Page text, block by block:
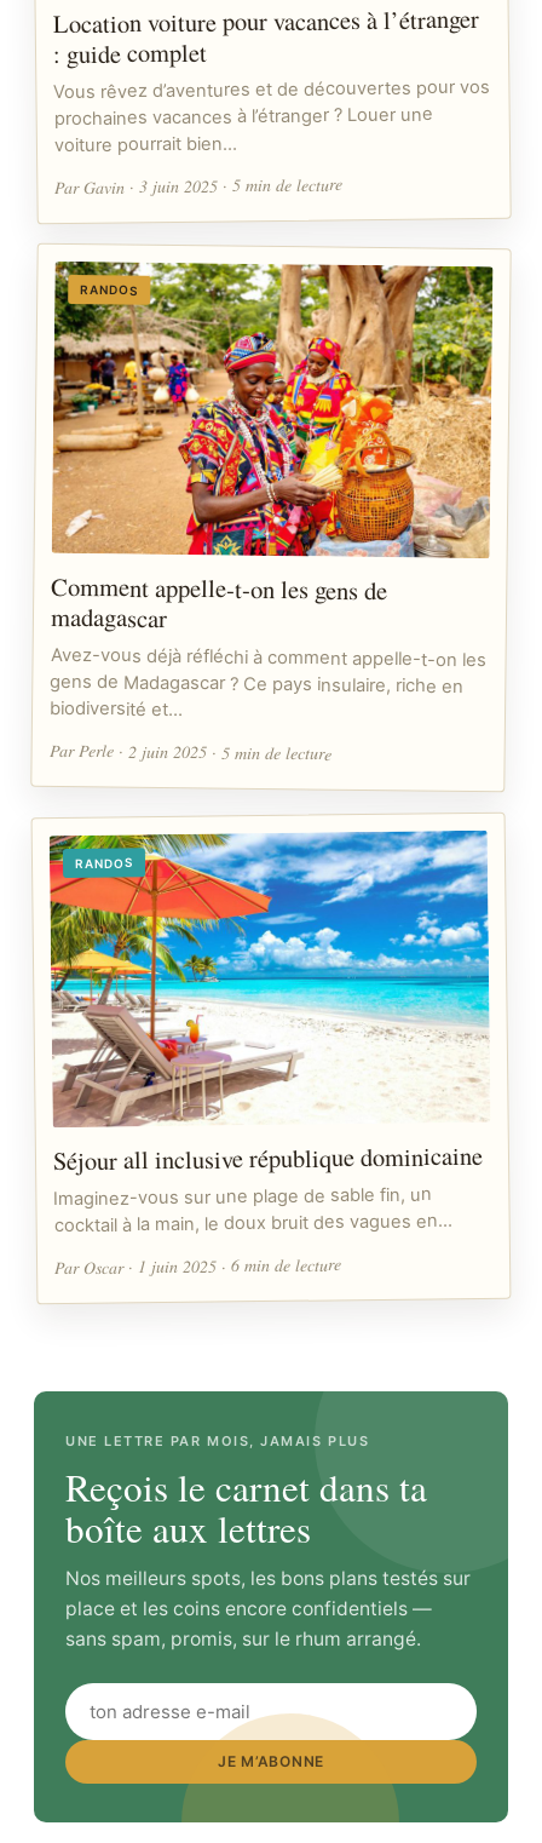
Location voiture pour vacances à l’étranger
: guide complet
Vous rêvez d’aventures et de découvertes pour vos
prochaines vacances à l’étranger ? Louer une
voiture pourrait bien…
Par Gavin · 3 juin 2025 · 5 min de lecture
RANDOS
Comment appelle-t-on les gens de
madagascar
Avez-vous déjà réfléchi à comment appelle-t-on les
gens de Madagascar ? Ce pays insulaire, riche en
biodiversité et…
Par Perle · 2 juin 2025 · 5 min de lecture
RANDOS
Séjour all inclusive république dominicaine
Imaginez-vous sur une plage de sable fin, un
cocktail à la main, le doux bruit des vagues en…
Par Oscar · 1 juin 2025 · 6 min de lecture
UNE LETTRE PAR MOIS, JAMAIS PLUS
Reçois le carnet dans ta
boîte aux lettres
Nos meilleurs spots, les bons plans testés sur
place et les coins encore confidentiels —
sans spam, promis, sur le rhum arrangé.
JE M’ABONNE